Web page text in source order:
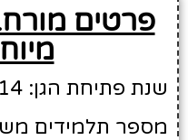
פרטים
שנת פתיחת הגן: 2014
מספר תלמידים משוער: 9